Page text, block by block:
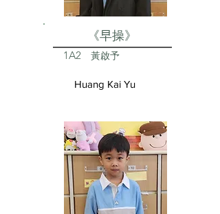
《早操》
1A2 黃啟予
Huang Kai Yu